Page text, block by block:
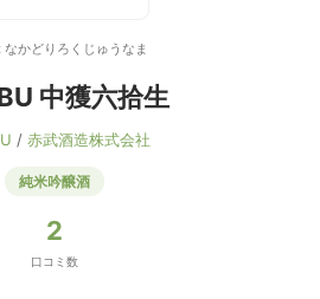
なかどりろくじゅうなま
中獲六拾生
/ 赤武酒造株式会社
純米吟醸酒
2
口コミ数